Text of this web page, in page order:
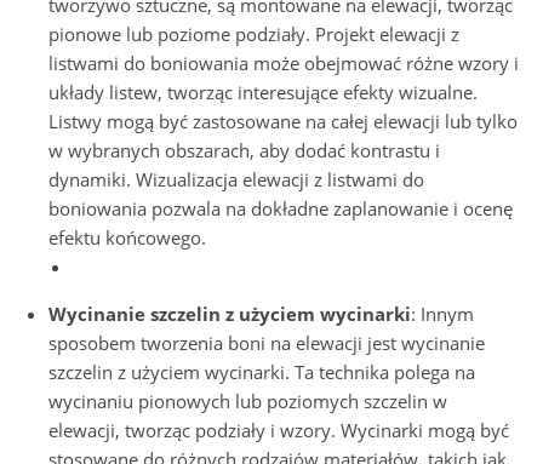
tworzywo sztuczne, są montowane na elewacji, tworząc
pionowe lub poziome podziały. Projekt elewacji z
listwami do boniowania może obejmować różne wzory i
układy listew, tworząc interesujące efekty wizualne.
Listwy mogą być zastosowane na całej elewacji lub tylko
w wybranych obszarach, aby dodać kontrastu i
dynamiki. Wizualizacja elewacji z listwami do
boniowania pozwala na dokładne zaplanowanie i ocenę
efektu końcowego.
Wycinanie szczelin z użyciem wycinarki: Innym
sposobem tworzenia boni na elewacji jest wycinanie
szczelin z użyciem wycinarki. Ta technika polega na
wycinaniu pionowych lub poziomych szczelin w
elewacji, tworząc podziały i wzory. Wycinarki mogą być